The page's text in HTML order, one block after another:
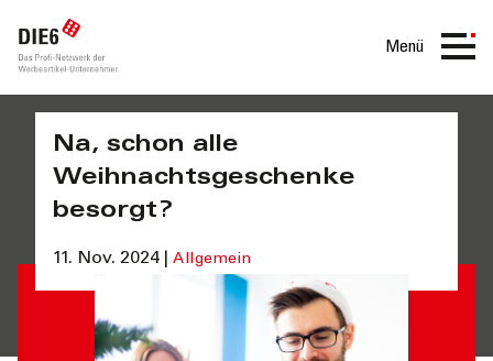
Menü
Na, schon alle
Weihnachtsgeschenke
besorgt?
11. Nov. 2024 | Allgemein